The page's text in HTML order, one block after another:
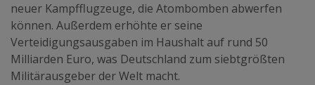
neuer Kampfflugzeuge, die Atombomben abwerfen
können. Außerdem erhöhte er seine
Verteidigungsausgaben im Haushalt auf rund 50
Milliarden Euro, was Deutschland zum siebtgrößten
Militärausgeber der Welt macht.